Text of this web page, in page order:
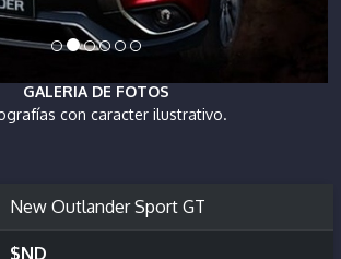
GALERIA DE FOTOS
con caracter ilustrativo.
New Outlander Sport GT
$ND